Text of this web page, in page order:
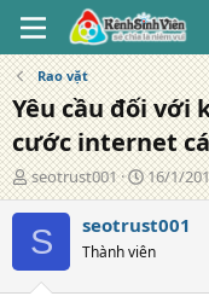
Rao vặt
Yêu cầu đối với
cước internet
T
á
c
g
ả
seotrust001
N
g
à
đ
16/1/
S seotrust001
Thành viên